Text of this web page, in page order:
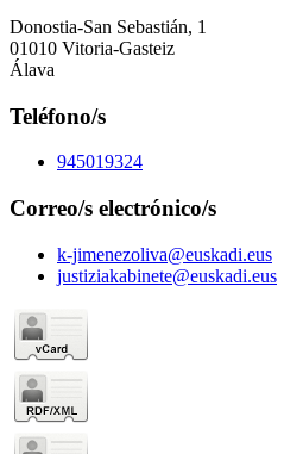
Donostia-San Sebastián, 1
01010 Vitoria-Gasteiz
Álava
Teléfono/s
945019324
Correo/s electrónico/s
k-jimenezoliva@euskadi.eus
justiziakabinete@euskadi.eus